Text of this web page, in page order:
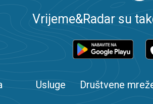
Vrijeme&Radar su
Usluge Društvene